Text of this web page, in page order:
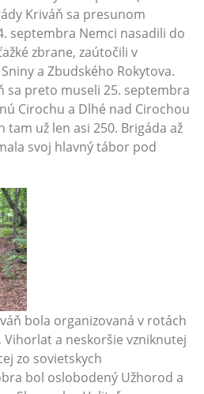
Kriváň sa presunom
septembra Nemci nasadili do
zbrane, zaútočili v
a Zbudského Rokytova.
sa preto museli 25. septembra
Cirochu a Dlhé nad Cirochou
tam už len asi 250. Brigáda až
svoj hlavný tábor pod
bola organizovaná v rotách
Vihorlat a neskoršie vzniknutej
zo sovietskych
bol oslobodený Užhorod a